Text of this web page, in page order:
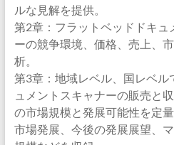
ルな見解を提供。
第2章：フラットベッドドキュ
ーの競争環境、価格、売上、
析。
第3章：地域レベル、国レベル
ュメントスキャナーの販売と
の市場規模と発展可能性を定
市場発展、今後の発展展望、